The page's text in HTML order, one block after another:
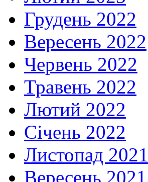
Грудень 2022
Вересень 2022
Червень 2022
Травень 2022
Лютий 2022
Січень 2022
Листопад 2021
Вересень 2021